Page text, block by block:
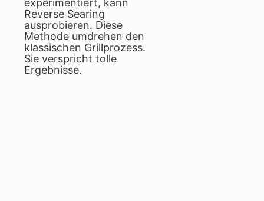
Reverse Searing
ausprobieren. Diese
Methode umdrehen den
klassischen Grillprozess.
Sie verspricht tolle
Ergebnisse.